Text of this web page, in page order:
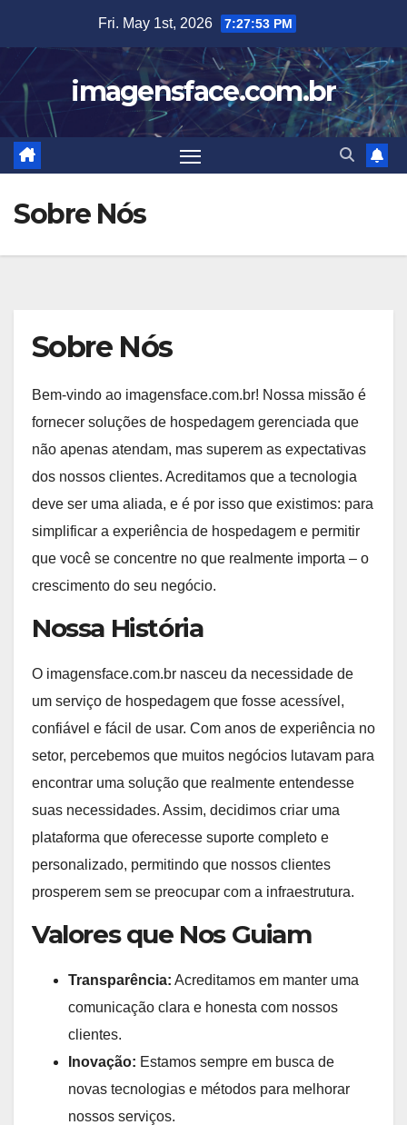
content
Fri. May 1st, 2026 7:27:53 PM
imagensface.com.br
Sobre Nós
Sobre Nós
Bem-vindo ao imagensface.com.br! Nossa missão é
fornecer soluções de hospedagem gerenciada que
não apenas atendam, mas superem as expectativas
dos nossos clientes. Acreditamos que a tecnologia
deve ser uma aliada, e é por isso que existimos: para
simplificar a experiência de hospedagem e permitir
que você se concentre no que realmente importa – o
crescimento do seu negócio.
Nossa História
O imagensface.com.br nasceu da necessidade de
um serviço de hospedagem que fosse acessível,
confiável e fácil de usar. Com anos de experiência no
setor, percebemos que muitos negócios lutavam para
encontrar uma solução que realmente entendesse
suas necessidades. Assim, decidimos criar uma
plataforma que oferecesse suporte completo e
personalizado, permitindo que nossos clientes
prosperem sem se preocupar com a infraestrutura.
Valores que Nos Guiam
Transparência: Acreditamos em manter uma
comunicação clara e honesta com nossos
clientes.
Inovação: Estamos sempre em busca de
novas tecnologias e métodos para melhorar
nossos serviços.